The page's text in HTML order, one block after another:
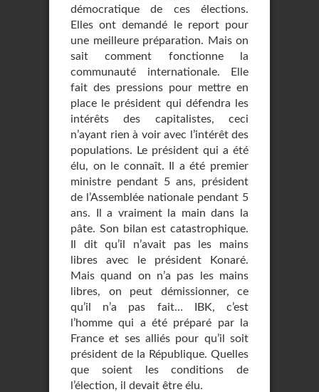
démocratique de ces élections.
Elles ont demandé le report pour
une meilleure préparation. Mais on
sait comment fonctionne la
communauté internationale. Elle
fait des pressions pour mettre en
place le président qui défendra les
intérêts des capitalistes, ceci
n’ayant rien à voir avec l’intérêt des
populations. Le président qui a été
élu, on le connaît. Il a été premier
ministre pendant 5 ans, président
de l’Assemblée nationale pendant 5
ans. Il a vraiment la main dans la
pâte. Son bilan est catastrophique.
Il dit qu’il n’avait pas les mains
libres avec le président Konaré.
Mais quand on n’a pas les mains
libres, on peut démissionner, ce
qu’il n’a pas fait… IBK, c’est
l’homme qui a été préparé par la
France et ses alliés pour qu’il soit
président de la République. Quelles
que soient les conditions de
l’élection, il devait être élu.